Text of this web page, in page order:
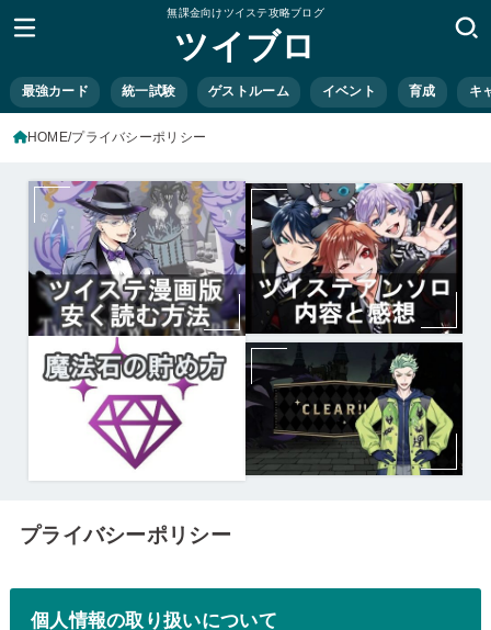
無課金向けツイステ攻略ブログ
ツイブロ
最強カード 統一試験 ゲストルーム イベント 育成 キ
HOME プライバシーポリシー
プライバシーポリシー
個人情報の取り扱いについて